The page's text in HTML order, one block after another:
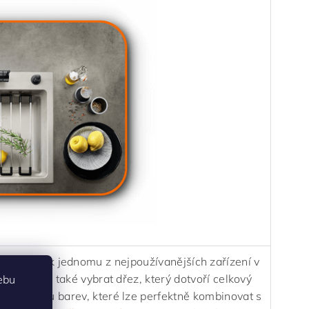
a také k jednomu z nejpoužívanějších zařízení v
ale také vybrat dřez, který dotvoří celkový
nabídku barev, které lze perfektně kombinovat s